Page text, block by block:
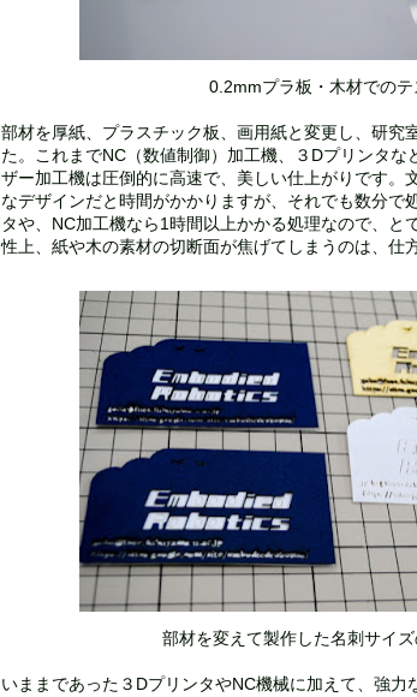
0.2mmプラ板・木材でのテ
部材を厚紙、プラスチック板、画用紙と変更し、研究
た。これまでNC（数値制御）加工機、３Dプリンタな
ザー加工機は圧倒的に高速で、美しい仕上がりです。
なデザインだと時間がかかりますが、それでも数分で
タや、NC加工機なら1時間以上かかる処理なので、と
性上、紙や木の素材の切断面が焦げてしまうのは、仕
部材を変えて製作した名刺サイ
いままであった３DプリンタやNC機械に加えて、強力